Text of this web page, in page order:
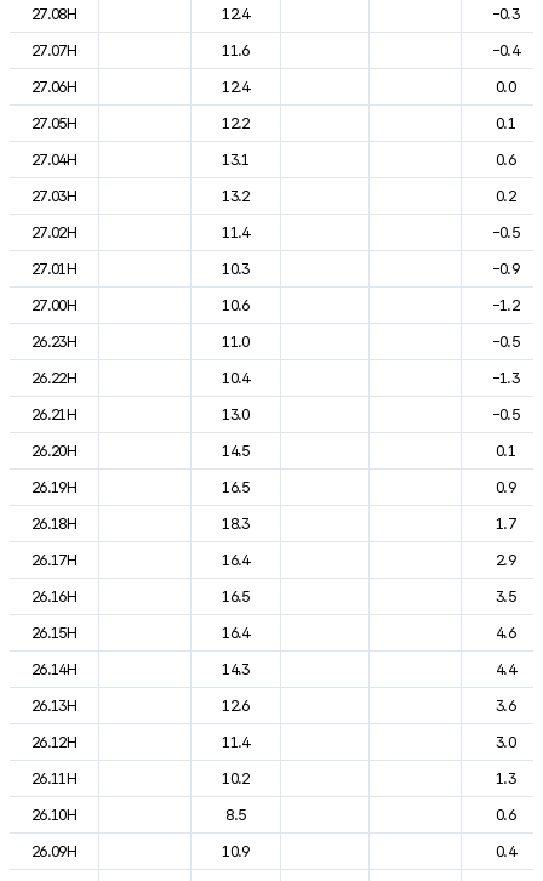
27.08H
12.4
-0.3
27.07H
11.6
-0.4
27.06H
12.4
0.0
27.05H
12.2
0.1
27.04H
13.1
0.6
27.03H
13.2
0.2
27.02H
11.4
-0.5
27.01H
10.3
-0.9
27.00H
10.6
-1.2
26.23H
11.0
-0.5
26.22H
10.4
-1.3
26.21H
13.0
-0.5
26.20H
14.5
0.1
26.19H
16.5
0.9
26.18H
18.3
1.7
26.17H
16.4
2.9
26.16H
16.5
3.5
26.15H
16.4
4.6
26.14H
14.3
4.4
26.13H
12.6
3.6
26.12H
11.4
3.0
26.11H
10.2
1.3
26.10H
8.5
0.6
26.09H
10.9
0.4